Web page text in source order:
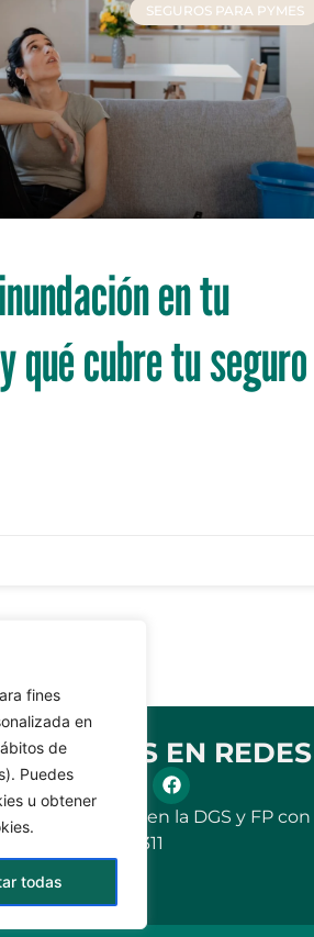
fines
en
de
Puedes
u obtener
todas
SEGUROS PARA PYMES
en tu
qué cubre tu seguro
SÍGUENOS EN REDES
Agente inscrito en la DGS y FP con
nº C0031B7666311